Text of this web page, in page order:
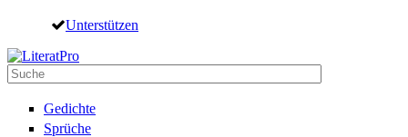
Direkt zum Inhalt
Unterstützen
Suche
Gedichte
Sprüche